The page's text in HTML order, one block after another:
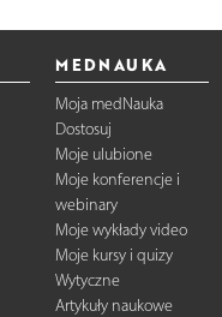
MEDNAUKA
Moja medNauka
Dostosuj
Moje ulubione
Moje konferencje i
webinary
Moje wykłady video
Moje kursy i quizy
Wytyczne
Artykuły naukowe